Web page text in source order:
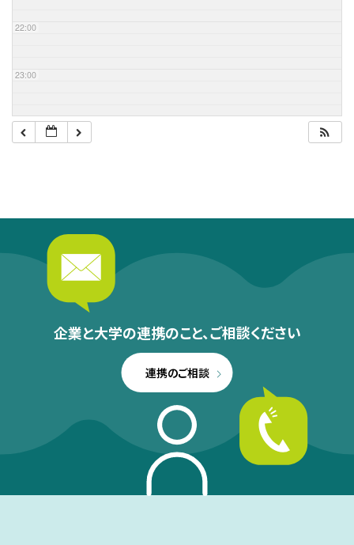
22:00
23:00
企業と大学の連携のこと、ご相談ください
連携のご相談